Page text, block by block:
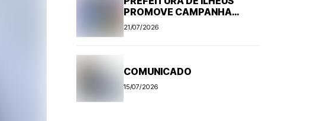
PROMOVE CAMPANHA
ANTI-RÁBICA. VEJA
21/07/2026
COMUNICADO
15/07/2026